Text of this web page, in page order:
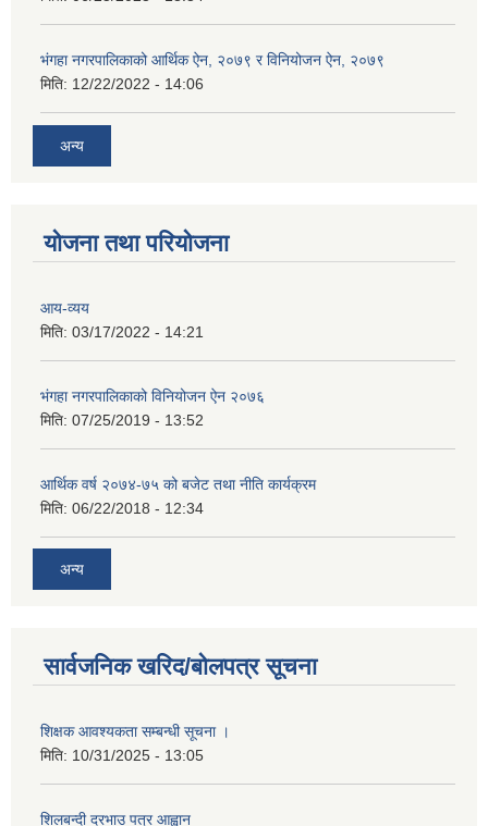
भंगहा नगरपालिकाको आर्थिक ऐन, २०७९ र विनियोजन ऐन, २०७९
मिति: 12/22/2022 - 14:06
अन्य
योजना तथा परियोजना
आय-व्यय
मिति: 03/17/2022 - 14:21
भंगहा नगरपालिकाको विनियोजन ऐन २०७६
मिति: 07/25/2019 - 13:52
आर्थिक वर्ष २०७४-७५ को बजेट तथा नीति कार्यक्रम
मिति: 06/22/2018 - 12:34
अन्य
सार्वजनिक खरिद/बोलपत्र सूचना
शिक्षक आवश्यकता सम्बन्धी सूचना ।
मिति: 10/31/2025 - 13:05
शिलबन्दी दरभाउ पत्र आह्वान